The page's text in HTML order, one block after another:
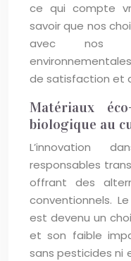
ce qui compte
savoir que nos
avec nos
de satisfaction et
Matériaux
biologique au
L’innovation
responsables
offrant des
conventionnels.
est devenu un
et son faible
sans pesticides ni